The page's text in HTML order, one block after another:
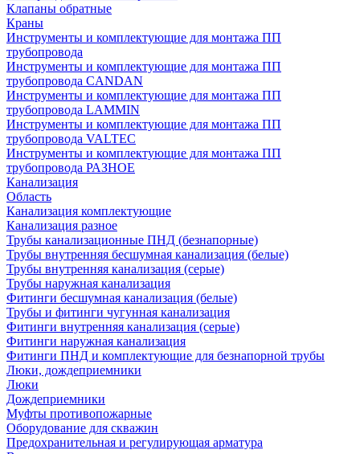
Клапаны обратные
Краны
Инструменты и комплектующие для монтажа ПП
трубопровода
Инструменты и комплектующие для монтажа ПП
трубопровода CANDAN
Инструменты и комплектующие для монтажа ПП
трубопровода LAMMIN
Инструменты и комплектующие для монтажа ПП
трубопровода VALTEC
Инструменты и комплектующие для монтажа ПП
трубопровода РАЗНОЕ
Канализация
Область
Канализация комплектующие
Канализация разное
Трубы канализационные ПНД (безнапорные)
Трубы внутренняя бесшумная канализация (белые)
Трубы внутренняя канализация (серые)
Трубы наружная канализация
Фитинги бесшумная канализация (белые)
Трубы и фитинги чугунная канализация
Фитинги внутренняя канализация (серые)
Фитинги наружная канализация
Фитинги ПНД и комплектующие для безнапорной трубы
Люки, дождеприемники
Люки
Дождеприемники
Муфты противопожарные
Оборудование для скважин
Предохранительная и регулирующая арматура